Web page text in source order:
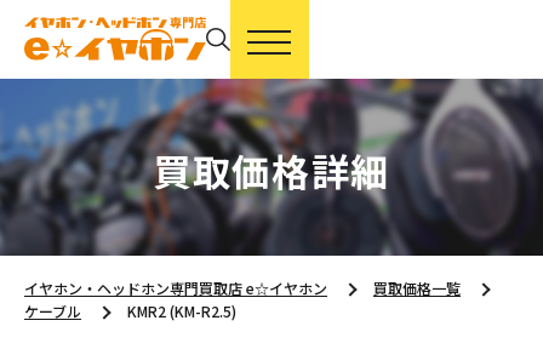
買取価格詳細
イヤホン・ヘッドホン専門買取店 e☆イヤホン
買取価格一覧
ケーブル
KMR2 (KM-R2.5)